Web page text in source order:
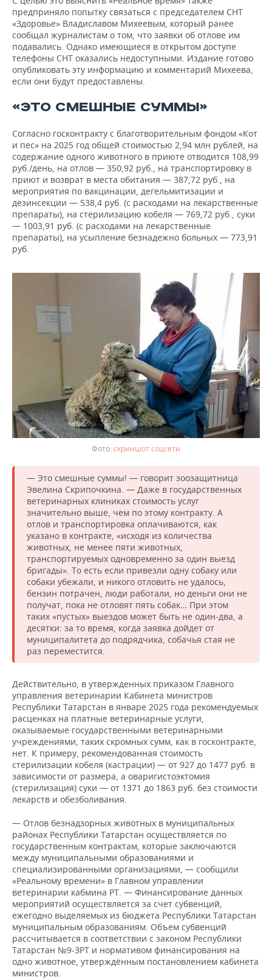
предприняло попытку связаться с председателем СНТ
«Здоровье» Владиславом Михеевым, который ранее
сообщал журналистам о том, что заявки об отлове им
подавались. Однако имеющиеся в открытом доступе
телефоны СНТ оказались недоступными. Издание готово
опубликовать эту информацию и комментарий Михеева,
если они будут предоставлены.
«ЭТО СМЕШНЫЕ СУММЫ»
Согласно госконтракту с благотворительным фондом «Кот
и пес» на 2025 год общей стоимостью 2,94 млн рублей, на
содержание одного животного в приюте отводится 108,99
руб./день, на отлов — 350,92 руб., на транспортировку в
приют и возврат в места обитания — 387,72 руб., на
мероприятия по вакцинации, дегельмитизации и
дезинсекции — 538,4 руб. (с расходами на лекарственные
препараты), на стерилизацию кобеля — 769,72 руб., суки
— 1003,91 руб. (с расходами на лекарственные
препараты), на усыпление безнадежно больных — 773,91
руб.
скриншот соцсети
— Это смешные суммы! — говорит зоозащитница
Эвелина Скрипочкина. — Даже в государственных
ветеринарных клиниках стоимость услуг
значительно выше, чем по этому контракту. А
отлов и транспортировка оплачиваются, как
указано в контракте, «исходя из количества
животных, не менее пяти животных,
транспортируемых одновременно за один выезд
бригады». То есть если привезли одну собаку или
собаки убежали, и никого отловить не удалось,
бензин потрачен, люди работали, но деньги они не
получат, пока не отловят пять собак… При этом
таких «пустых» выездов может быть не один-два, а
десятки: за то время, когда заявка дойдет от
муниципалитета до подрядчика, собачья стая не
раз переместится.
Действительно, в утвержденных приказом Главного
управления ветеринарии Кабинета министров
Республики Татарстан в январе 2025 года рекомендуемых
расценках на платные ветеринарные услуги,
оказываемые государственными ветеринарными
учреждениями, таких скромных сумм, как в госконтракте,
нет. К примеру, рекомендованная стоимость
стерилизации кобеля (кастрации) — от 927 до 1477 руб. в
зависимости от размера, а оваригистоэктомия
(стерилизация) суки — от 1371 до 1863 руб. без стоимости
лекарств и обезболивания.
— Отлов безнадзорных животных в муниципальных
районах Республики Татарстан осуществляется по
государственным контрактам, которые заключаются
между муниципальными образованиями и
специализированными организациями, — сообщили
«Реальному времени» в Главном управлении
ветеринарии кабмина РТ. — Финансирование данных
мероприятий осуществляется за счет субвенций,
ежегодно выделяемых из бюджета Республики Татарстан
муниципальным образованиям. Объем субвенций
рассчитывается в соответствии с законом Республики
Татарстан №9-ЗРТ и нормативом финансирования на
одно животное, утверждённым постановлением кабинета
министров.